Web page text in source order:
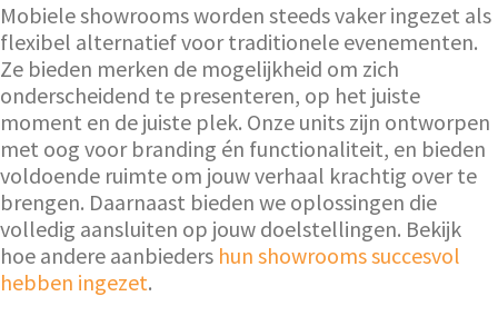
Mobiele showrooms worden steeds vaker ingezet als
flexibel alternatief voor traditionele evenementen.
Ze bieden merken de mogelijkheid om zich
onderscheidend te presenteren, op het juiste
moment en de juiste plek. Onze units zijn ontworpen
met oog voor branding én functionaliteit, en bieden
voldoende ruimte om jouw verhaal krachtig over te
brengen. Daarnaast bieden we oplossingen die
volledig aansluiten op jouw doelstellingen. Bekijk
hoe andere aanbieders hun showrooms succesvol
hebben ingezet.